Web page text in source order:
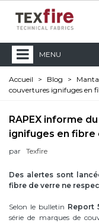
MENU
Accueil > Blog >
couvertures ignifuges en
RAPEX informe
ignifuges en fibre
par Texfire
Des alertes sont
fibre de verre ne
Selon le bulletin Report
série de marques de